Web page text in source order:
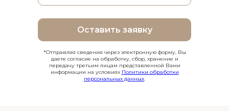
Оставить заявку
*Отправляя сведения через электронную форму, Вы
даете согласие на обработку, сбор, хранение и
передачу третьим лицам представленной Вами
информации на условиях Политики обработки
персональных данных.